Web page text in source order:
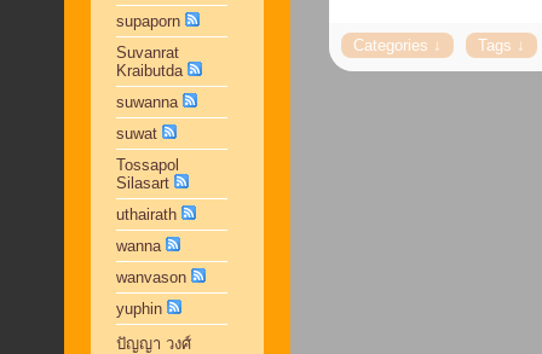
supaporn
Suvanrat
Kraibutda
suwanna
suwat
Tossapol
Silasart
uthairath
wanna
wanvason
yuphin
ปัญญา วงศ์